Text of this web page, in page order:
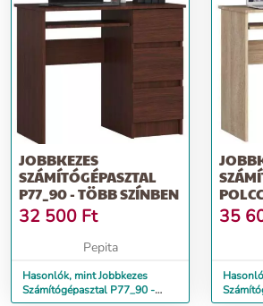
JOBBKEZES
SZÁMÍTÓGÉPASZTAL
P77_90 - TÖBB SZÍNBEN
32 500 Ft
Pepita
Hasonlók, mint Jobbkezes
Számítógépasztal P77_90 -
TÖBB
35